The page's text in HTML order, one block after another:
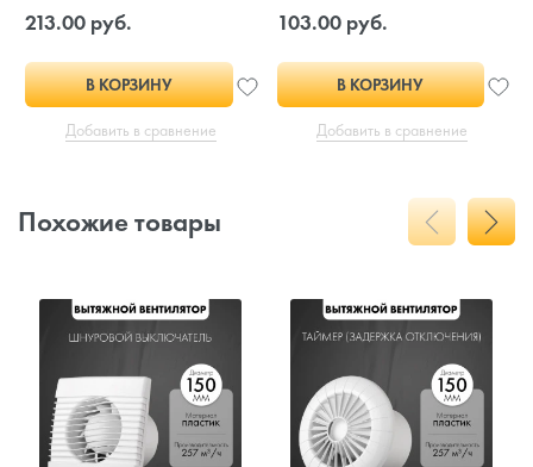
213.00 руб.
В КОРЗИНУ
Добавить в сравнение
103.00 руб.
В КОРЗИНУ
Добавить в сравнение
Похожие товары